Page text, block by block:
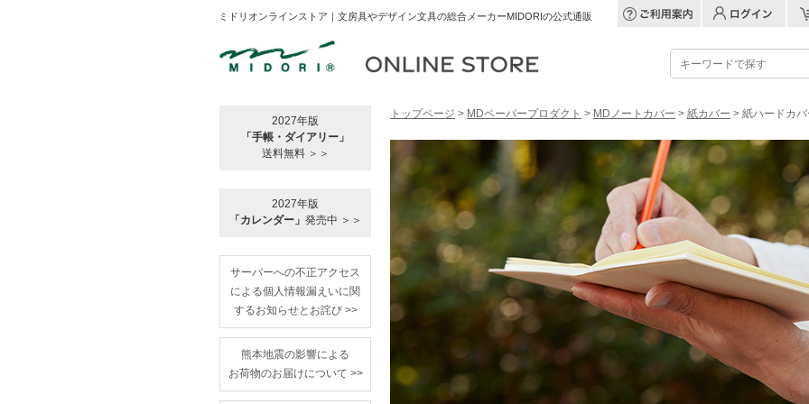
ミドリオンラインストア｜文房具やデザイン文具の総合メーカーMIDORIの公式通販
2027年版
「手帳・ダイアリー」
送料無料 ＞＞
2027年版
「カレンダー」 発売中 ＞＞
サーバーへの不正アクセス
による個人情報漏えいに関
するお知らせとお詫び >>
熊本地震の影響による
お荷物のお届けについて >>
トップページ > MDペーパープロダクト > MDノートカバー > 紙カバー > 紙ハードカ